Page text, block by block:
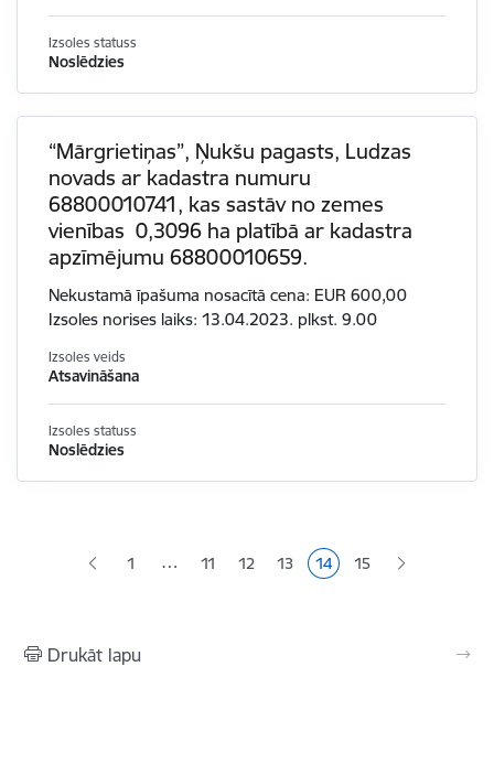
Izsoles statuss
Noslēdzies
“Mārgrietiņas”, Ņukšu pagasts, Ludzas
novads ar kadastra numuru
68800010741, kas sastāv no zemes
vienības 0,3096 ha platībā ar kadastra
apzīmējumu 68800010659.
Nekustamā īpašuma nosacītā cena: EUR 600,00
Izsoles norises laiks: 13.04.2023. plkst. 9.00
Izsoles veids
Atsavināšana
Izsoles statuss
Noslēdzies
1 … Lapa
11 Lapa
12 Lapa
13 Pašreizējā lapa
14 Lapa
15
Drukāt lapu